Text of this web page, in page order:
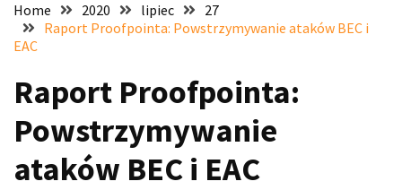
Home 2020 lipiec
27
Raport Proofpointa: Powstrzymywanie ataków BEC i
EAC
Raport Proofpointa:
Powstrzymywanie
ataków BEC i EAC